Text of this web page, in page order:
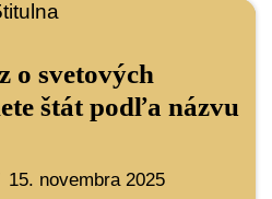
o svetových
štát podľa názvu
15. novembra 2025